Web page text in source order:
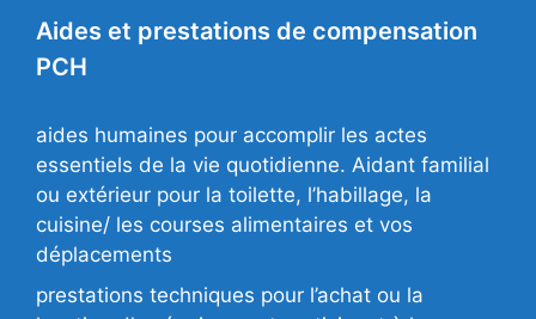
Aides et prestations de compensation
PCH
aides humaines pour accomplir les actes
essentiels de la vie quotidienne. Aidant familial
ou extérieur pour la toilette, l’habillage, la
cuisine/ les courses alimentaires et vos
déplacements
prestations techniques pour l’achat ou la